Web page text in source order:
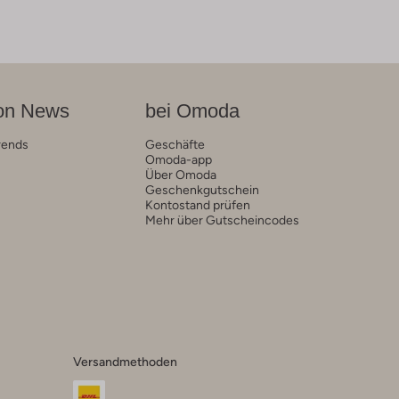
News bei Omoda
Geschäfte
Omoda-app
Über Omoda
Geschenkgutschein
Kontostand prüfen
Mehr über Gutscheincodes
Versandmethoden